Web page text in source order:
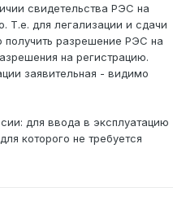
свидетельства РЭС на
Т.е. для легализации и сдачи
разрешение РЭС на
на регистрацию.
заявительная - видимо
для ввода в эксплуатацию
которого не требуется